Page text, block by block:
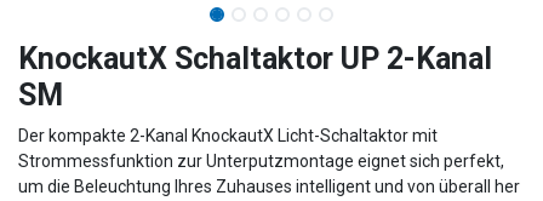
KnockautX Schaltaktor UP 2-Kanal
SM
Der kompakte 2-Kanal KnockautX Licht-Schaltaktor mit
Strommessfunktion zur Unterputzmontage eignet sich perfekt,
um die Beleuchtung Ihres Zuhauses intelligent und von überall her